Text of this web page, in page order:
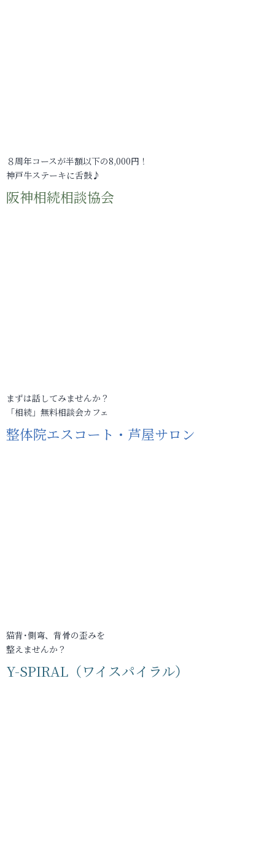
８周年コースが半額以下の8,000円！
神戸牛ステーキに舌鼓♪
阪神相続相談協会
まずは話してみませんか？
「相続」無料相談会カフェ
整体院エスコート・芦屋サロン
猫背･側弯、背骨の歪みを
整えませんか？
Y-SPIRAL（ワイスパイラル）